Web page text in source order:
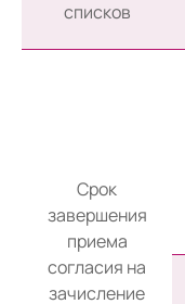
списков
Срок
завершения
приема
согласия на
зачисление